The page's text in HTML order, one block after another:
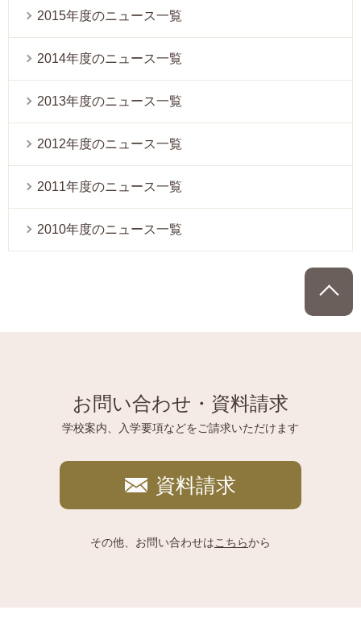
2015年度のニュース一覧
2014年度のニュース一覧
2013年度のニュース一覧
2012年度のニュース一覧
2011年度のニュース一覧
2010年度のニュース一覧
お問い合わせ・資料請求
学校案内、入学要項などをご請求いただけます
資料請求
その他、お問い合わせはこちらから